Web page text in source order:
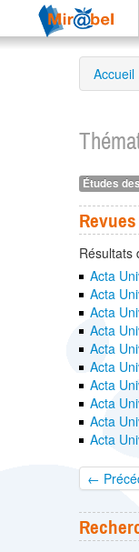
Accueil
Études
Revues
Résultats
Acta
Acta
Acta
Acta
Acta
Acta
Acta
Acta
Acta
Acta
←